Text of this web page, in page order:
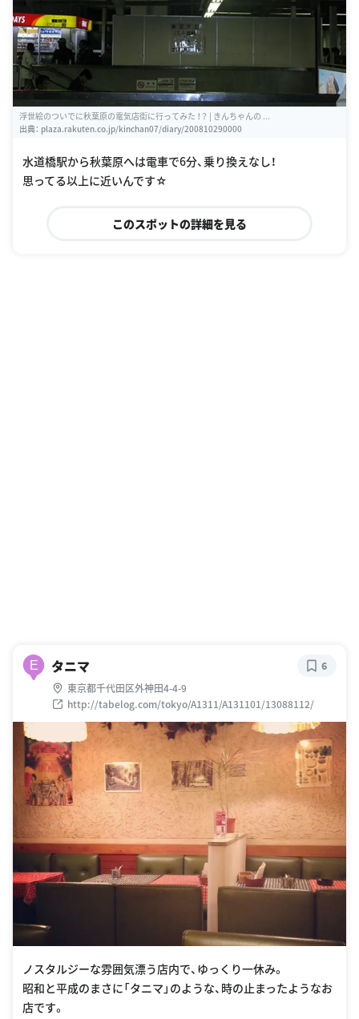
浮世絵のついでに秋葉原の電気店街に行ってみた ！？ | きんちゃんの ...
出典： plaza.rakuten.co.jp/kinchan07/diary/200810290000
水道橋駅から秋葉原へは電車で6分、乗り換えなし！
思ってる以上に近いんです☆
このスポットの詳細を見る
E タニマ
東京都千代田区外神田4-4-9
http://tabelog.com/tokyo/A1311/A131101/13088112/
6
ノスタルジーな雰囲気漂う店内で、ゆっくり一休み。
昭和と平成のまさに「タニマ」のような、時の止まったようなお
店です。